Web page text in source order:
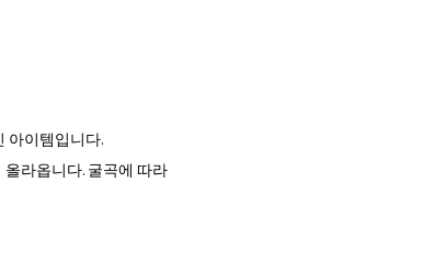
아이템입니다.
올라옵니다. 굴곡에 따라